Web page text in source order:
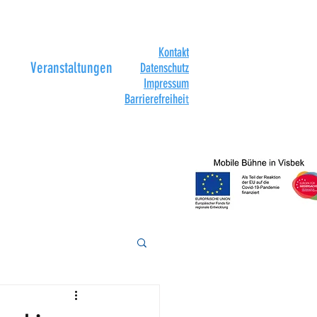
Kontakt
Datenschutz
Impressum
Barrierefreiheit
Veranstaltungen